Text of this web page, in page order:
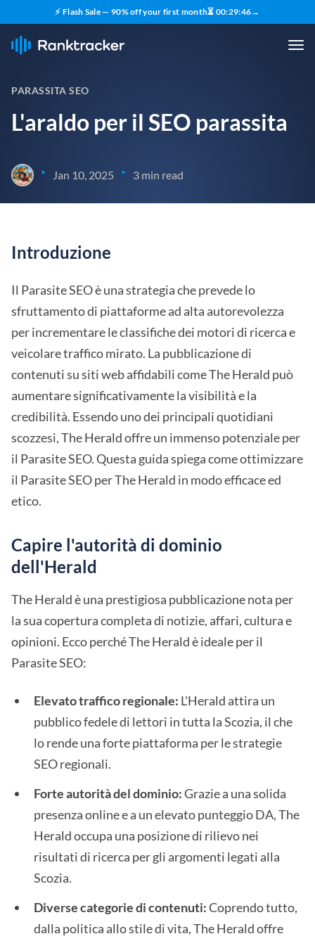
⚡ Flash Sale — 90% off your first month⏳ 00:29:45→
PARASSITA SEO
L'araldo per il SEO parassita
• Jan 10, 2025 • 3 min read
Introduzione
Il Parasite SEO è una strategia che prevede lo
sfruttamento di piattaforme ad alta autorevolezza
per incrementare le classifiche dei motori di ricerca e
veicolare traffico mirato. La pubblicazione di
contenuti su siti web affidabili come The Herald può
aumentare significativamente la visibilità e la
credibilità. Essendo uno dei principali quotidiani
scozzesi, The Herald offre un immenso potenziale per
il Parasite SEO. Questa guida spiega come ottimizzare
il Parasite SEO per The Herald in modo efficace ed
etico.
Capire l'autorità di dominio
dell'Herald
The Herald è una prestigiosa pubblicazione nota per
la sua copertura completa di notizie, affari, cultura e
opinioni. Ecco perché The Herald è ideale per il
Parasite SEO:
Elevato traffico regionale: L'Herald attira un
pubblico fedele di lettori in tutta la Scozia, il che
lo rende una forte piattaforma per le strategie
SEO regionali.
Forte autorità del dominio:Grazie a una solida
presenza online e a un elevato punteggio DA, The
Herald occupa una posizione di rilievo nei
risultati di ricerca per gli argomenti legati alla
Scozia.
Diverse categorie di contenuti:Coprendo tutto,
dalla politica allo stile di vita, The Herald offre